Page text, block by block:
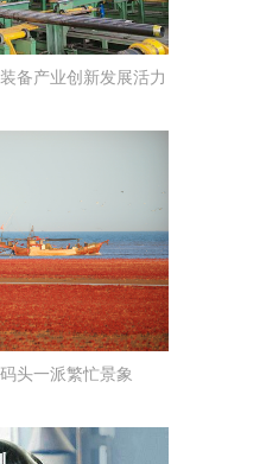
备产业创新发展活力
头一派繁忙景象